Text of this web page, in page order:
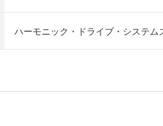
ハーモニック・ドライブ・システム